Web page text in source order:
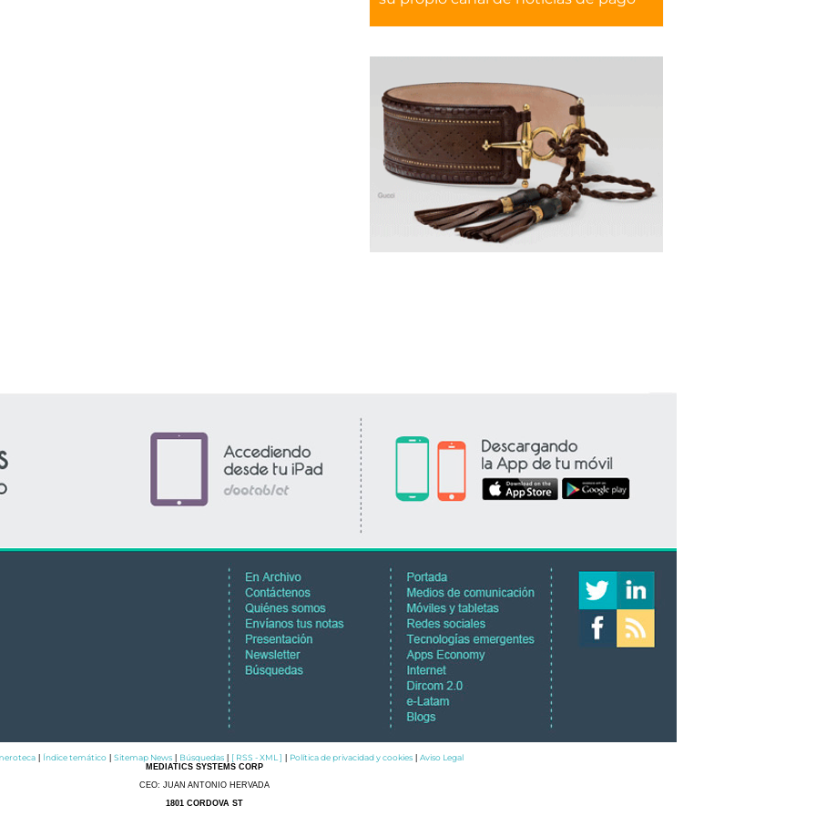
Índice temático Sitemap News Búsquedas [ RSS - XML ] Política de privacidad y cookies Aviso Legal
MEDIATICS SYSTEMS CORP
CEO: JUAN ANTONIO HERVADA
1801 CORDOVA ST